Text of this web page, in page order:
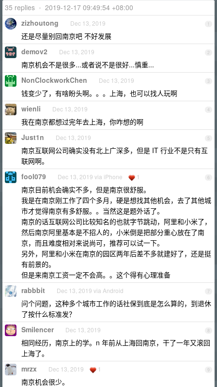
35 replies • 2019-12-17 09:49:54 +08:00
1
zizhoutong Dec 13, 2019
还是尽量别回南京吧 不好发展
2
demov2 Dec 13, 2019
南京机会不是很多...或者说不是很好...慎重...
3
NonClockworkChen Dec 13, 2019
钱变少了，有啥盼头啊。。。上海，也可以找人玩啊
4
wienli Dec 13, 2019
我在南京都想过完年去上海，你咋想的啊
5
Just1n Dec 13, 2019
南京互联网公司确实没有北上广深多，但是 IT 行业不是只有互
联网啊。
6
fool079 Dec 13, 2019 via iPhone 1
南京目前机会确实不多，但是南京很舒服。
我是在南京刚工作了四个多月，硬是想找其他机会，去了其他城
市才觉得南京有多舒服。。当然这是题外话了。
南京的话互联网公司比较知名的也就字节跳动，阿里和小米了，
然后南京阿里基本是不招人的，小米倒是把部分重心放在了南
京，而且难度相对来说尚可，推荐可以试一下。
另外，阿里和小米在南京的园区两年后差不多就建好了，还是挺
有前景的。
但是来南京工资一定不会高。。这个得有心理准备
7
rabbbit Dec 13, 2019 via Android
问个问题，这种多个城市工作的话社保到底是怎么算的，到退休
了按什么标准发？
8
Smilencer Dec 13, 2019
相同经历，南京上的学。n 年前从上海回南京，干了一年又滚回
上海了。
9
mrzx Dec 13, 2019 1
南京机会很少。